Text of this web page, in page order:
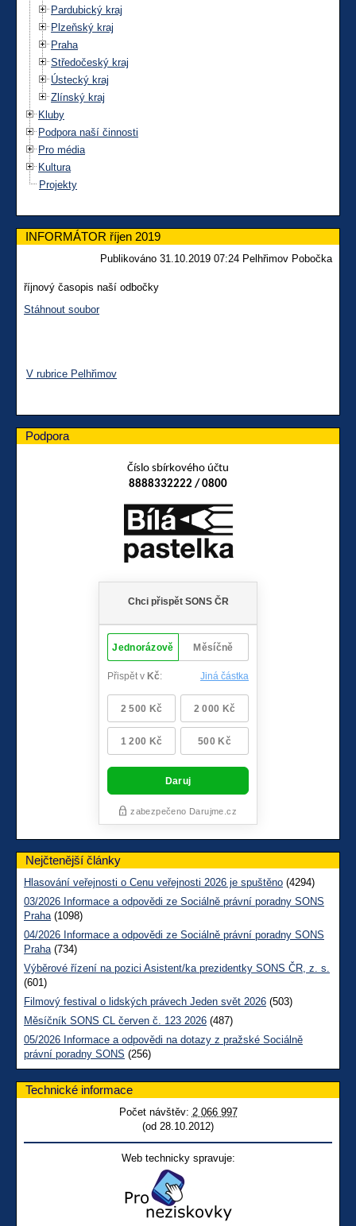
Pardubický kraj
Plzeňský kraj
Praha
Středočeský kraj
Ústecký kraj
Zlínský kraj
Kluby
Podpora naší činnosti
Pro média
Kultura
Projekty
INFORMÁTOR říjen 2019
Publikováno 31.10.2019 07:24 Pelhřimov Pobočka
říjnový časopis naší odbočky
Stáhnout soubor
V rubrice Pelhřimov
Podpora
Číslo sbírkového účtu
8888332222 / 0800
Nejčtenější články
Hlasování veřejnosti o Cenu veřejnosti 2026 je spuštěno (4294)
03/2026 Informace a odpovědi ze Sociálně právní poradny SONS
Praha(1098)
04/2026 Informace a odpovědi ze Sociálně právní poradny SONS
Praha(734)
Výběrové řízení na pozici Asistent/ka prezidentky SONS ČR, z. s.
(601)
Filmový festival o lidských právech Jeden svět 2026 (503)
Měsíčník SONS CL červen č. 123 2026 (487)
05/2026 Informace a odpovědi na dotazy z pražské Sociálně
právní poradny SONS (256)
Technické informace
Počet návštěv: 2 066 997
(od 28.10.2012)
Web technicky spravuje: